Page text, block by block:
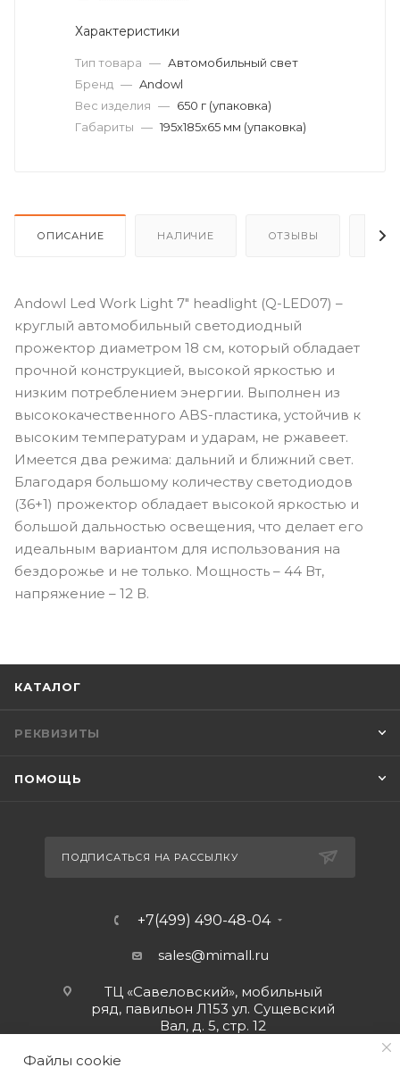
Характеристики
Тип товара — Автомобильный свет
Бренд — Andowl
Вес изделия — 650 г (упаковка)
Габариты — 195х185х65 мм (упаковка)
ОПИСАНИЕ НАЛИЧИЕ ОТЗЫВЫ
Andowl Led Work Light 7" headlight (Q-LED07) –
круглый автомобильный светодиодный
прожектор диаметром 18 см, который обладает
прочной конструкцией, высокой яркостью и
низким потреблением энергии. Выполнен из
высококачественного ABS-пластика, устойчив к
высоким температурам и ударам, не ржавеет.
Имеется два режима: дальний и ближний свет.
Благодаря большому количеству светодиодов
(36+1) прожектор обладает высокой яркостью и
большой дальностью освещения, что делает его
идеальным вариантом для использования на
бездорожье и не только. Мощность – 44 Вт,
напряжение – 12 В.
КАТАЛОГ
РЕКВИЗИТЫ
ПОМОЩЬ
ПОДПИСАТЬСЯ НА РАССЫЛКУ
+7(499) 490-48-04
sales@mimall.ru
ТЦ «Савеловский», мобильный
ряд, павильон Л153 ул. Сущевский
Вал, д. 5, стр. 12
Файлы cookie